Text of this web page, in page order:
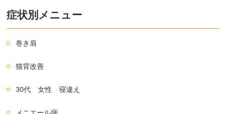
症状別メニュー
巻き肩
猫背改善
30代 女性 寝違え